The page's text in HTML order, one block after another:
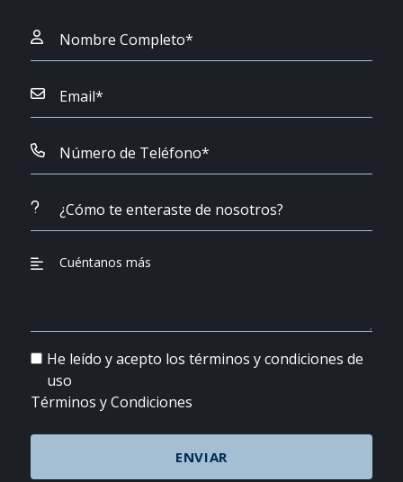
He leído y acepto los términos y condiciones de
uso
Términos y Condiciones